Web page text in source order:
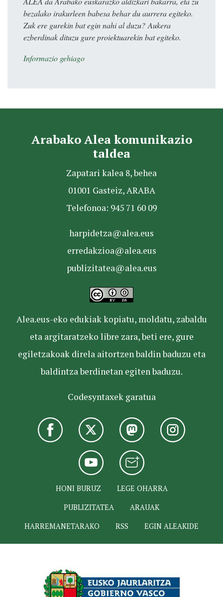
bezalako irakurleen babesa behar du aurrera egiteko.
Zuk ere gurekin bat egin nahi al duzu? Aukera
ezberdinak dituzu gure proiektuarekin bat egiteko.
Informazio gehiago
Arabako Alea komunikazio
taldea
Zapatari kalea 8, behea
01001 Gasteiz, ARABA
Telefonoa: 945 71 60 09
harpidetza@alea.eus
erredakzioa@alea.eus
publizitatea@alea.eus
Alea.eus-eko edukiak kopiatu, moldatu, zabaldu
eta argitaratzeko libre zara, beti ere, gure
egiletzakoak direla aitortzen baldin baduzu eta
baldintza berdinetan egiten baduzu.
Codesyntaxek garatua
HONI BURUZ
LEGE OHARRA
PUBLIZITATEA
ARAUAK
HARREMANETARAKO
RSS EGIN ALEAKIDE